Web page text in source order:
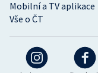
Mobilní a TV aplikace
Vše o ČT